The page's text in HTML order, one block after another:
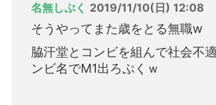
名無しぷく 2019/11/10(日) 12:08
そうやってまた歳をとる無職w
脇汗堂とコンビを組んで社会不
ンビ名でM1出ろぷくｗ